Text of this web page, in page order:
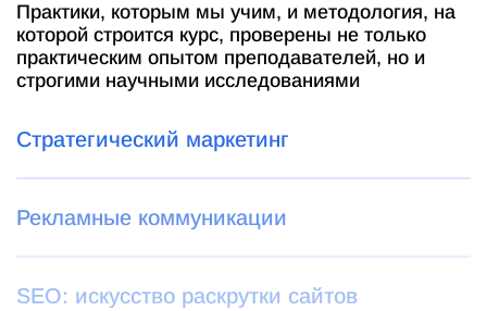
Практики, которым мы учим, и методология, на
которой строится курс, проверены не только
практическим опытом преподавателей, но и
строгими научными исследованиями
Стратегический маркетинг
Рекламные коммуникации
SEО: искусство раскрутки сайтов